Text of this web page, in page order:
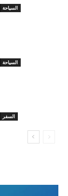
السياحة
السياحة
السفر